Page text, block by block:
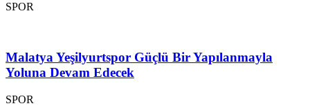
SPOR
Malatya Yeşilyurtspor Güçlü Bir Yapılanmayla
Yoluna Devam Edecek
SPOR